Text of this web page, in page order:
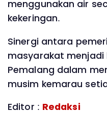
menggunakan air
kekeringan.
Sinergi antara
masyarakat
Pemalang dalam
musim kemarau
Editor : Redaksi